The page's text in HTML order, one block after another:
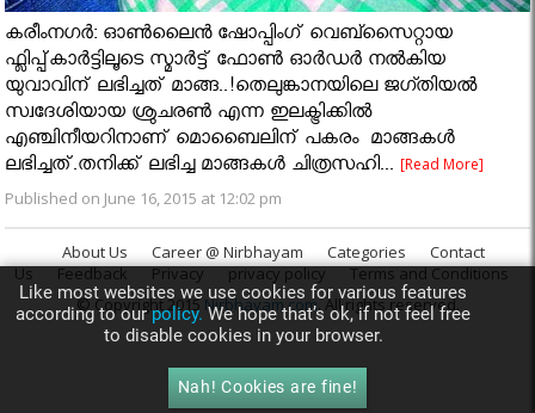
കരീംനഗർ: ഓൺലൈൻ ഷോപ്പിംഗ് വെബ്സൈറ്റായ
ഫ്ലിപ്പ്കാർട്ടിലൂടെ സ്മാർട്ട് ഫോൺ ഓർഡർ നൽകിയ
യുവാവിന് ലഭിച്ചത് മാങ്ങ..!തെലുങ്കാനയിലെ ജഗ്തിയൽ
സ്വദേശിയായ ശ്രുചരൺ എന്ന ഇലക്ട്രിക്കിൽ
എഞ്ചിനീയറിനാണ് മൊബൈലിന് പകരം മാങ്ങകള്‍
ലഭിച്ചത്.തനിക്ക് ലഭിച്ച മാങ്ങകള്‍ ചിത്രസഹി...[Read More]
Published on June 16, 2015 at 12:02 pm
About Us Career @ Nirbhayam Categories
Contact
Us
Feedback Privacy privacy policy
Terms and Conditions
© Copyright 2015Nirbhayam.com. All rights reserved.
Like most websites we use cookies for various features
according to ourpolicy.We hope that’s ok, if not feel free
to disable cookies in your browser.
Nah! Cookies are fine!